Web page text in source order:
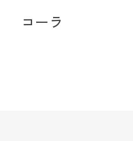
コーラ